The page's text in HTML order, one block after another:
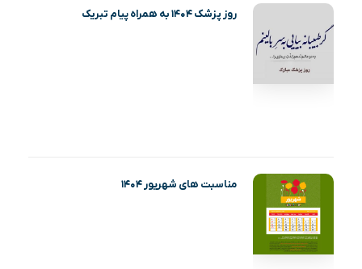
روز پزشک ۱۴۰۴ به همراه پیام تبریک
مناسبت های شهریور ۱۴۰۴